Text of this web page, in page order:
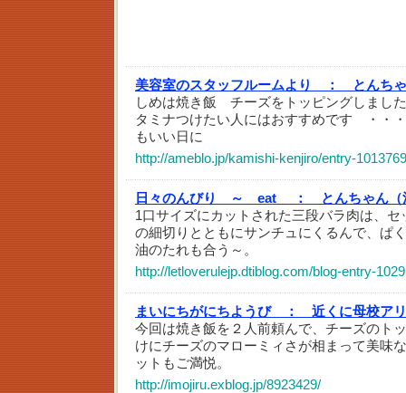
美容室のスタッフルームより ：
とんち
しめは焼き飯 チーズをトッピングしま
タミナつけたい人にはおすすめです ・・
もいい日に
http://ameblo.jp/kamishi-kenjiro/entry-
日々のんびり ～ eat ：
とんちゃん
1口サイズにカットされた三段バラ肉は、
の細切りとともにサンチュにくるんで、ぱ
油のたれも合う～。
http://letloverulejp.dtiblog.com/blog-entry-
まいにちがにちようび ：
近くに母校ア
今回は焼き飯を２人前頼んで、チーズのト
けにチーズのマローミィさが相まって美味
ットもご満悦。
http://imojiru.exblog.jp/8923429/